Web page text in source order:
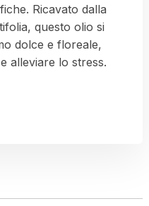
Ricavato dalla
questo olio si
dolce e floreale,
alleviare lo stress.